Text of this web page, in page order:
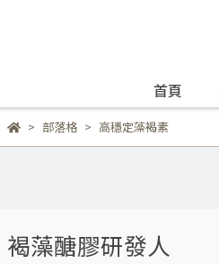
首頁
部落格 高穩定藻褐素
褐藻醣膠研發人